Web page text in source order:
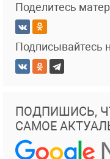
Поделитесь
Подписывайтесь
ПОДПИШИСЬ,
САМОЕ